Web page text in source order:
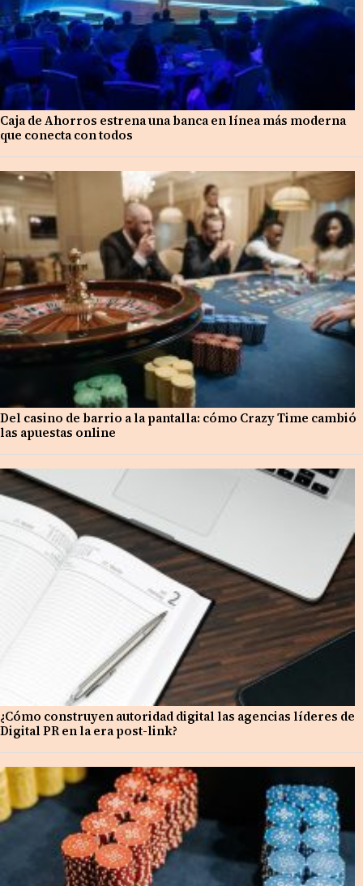
Caja de Ahorros estrena una banca en línea más moderna
que conecta con todos
Del casino de barrio a la pantalla: cómo Crazy Time cambió
las apuestas online
¿Cómo construyen autoridad digital las agencias líderes de
Digital PR en la era post-link?